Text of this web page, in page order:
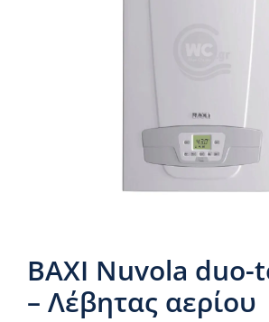
BAXI Nuvola duo-
– Λέβητας αερίου